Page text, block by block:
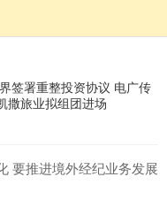
签署重整投资协议 电广传
撒旅业拟组团进场
要推进境外经纪业务发展